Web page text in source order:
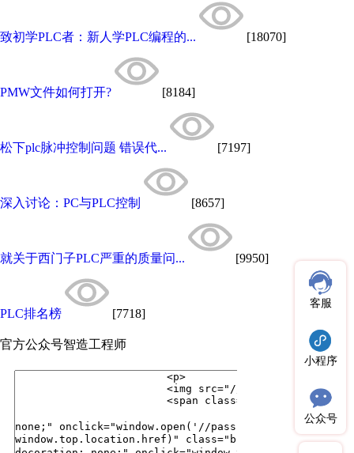
致初学PLC者：新人学PLC编程的... [18070]
PMW文件如何打开? [8184]
松下plc脉冲控制问题 错误代... [7197]
深入讨论：PC与PLC控制 [8657]
就关于西门子PLC严重的质量问... [9950]
PLC排名榜 [7718]
官方公众号智造工程师
客服
小程序
公众号